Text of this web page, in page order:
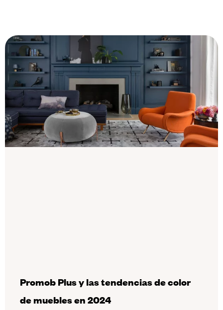
Promob Plus y las tendencias de color
de muebles en 2024